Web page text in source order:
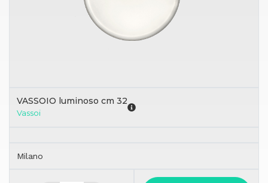
VASSOIO luminoso cm 32
Vassoi
Milano